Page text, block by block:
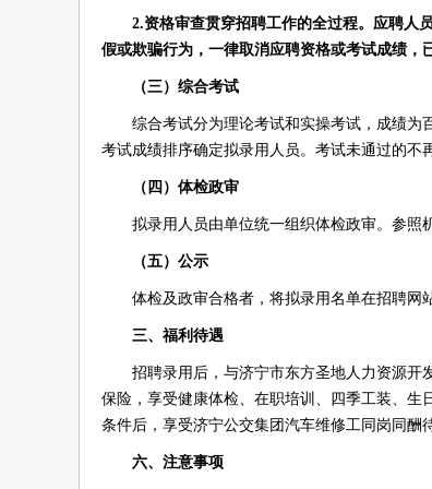
2.资格审查贯穿招聘工作的全过程。应聘人
假或欺骗行为，一律取消应聘资格或考试成绩，
（三）综合考试
综合考试分为理论考试和实操考试，成绩为
考试成绩排序确定拟录用人员。考试未通过的不
（四）体检政审
拟录用人员由单位统一组织体检政审。参照
（五）公示
体检及政审合格者，将拟录用名单在招聘网
三、福利待遇
招聘录用后，与济宁市东方圣地人力资源开
保险，享受健康体检、在职培训、四季工装、生
条件后，享受济宁公交集团汽车维修工同岗同酬
六、注意事项